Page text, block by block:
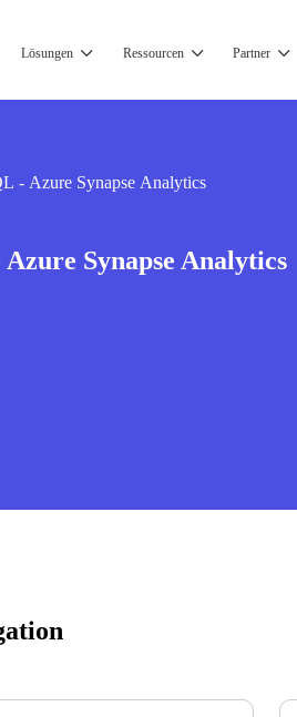
Lösungen Ressourcen Partner
- Azure Synapse Analytics
Synapse Analytics